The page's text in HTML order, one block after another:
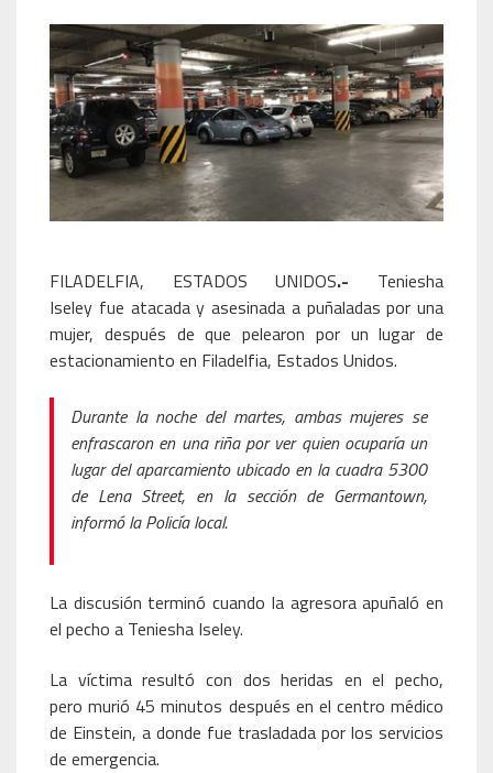
FILADELFIA, ESTADOS UNIDOS.- Teniesha
Iseley fue atacada y asesinada a puñaladas por una
mujer, después de que pelearon por un lugar de
estacionamiento en Filadelfia, Estados Unidos.
Durante la noche del martes, ambas mujeres se
enfrascaron en una riña por ver quien ocuparía un
lugar del aparcamiento ubicado en la cuadra 5300
de Lena Street, en la sección de Germantown,
informó la Policía local.
La discusión terminó cuando la agresora apuñaló en
el pecho a Teniesha Iseley.
La víctima resultó con dos heridas en el pecho,
pero murió 45 minutos después en el centro médico
de Einstein, a donde fue trasladada por los servicios
de emergencia.